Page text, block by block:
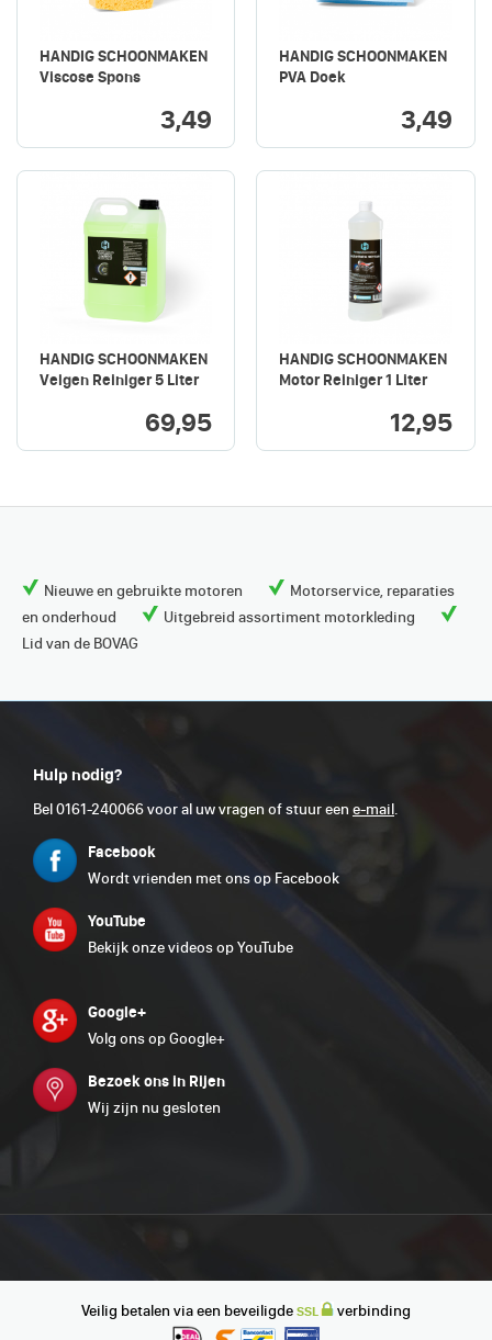
HANDIG SCHOONMAKEN
Viscose Spons
3,49
HANDIG SCHOONMAKEN
PVA Doek
3,49
HANDIG SCHOONMAKEN
Velgen Reiniger 5 Liter
69,95
HANDIG SCHOONMAKEN
Motor Reiniger 1 Liter
12,95
Nieuwe en gebruikte motoren
Motorservice, reparaties
en onderhoud
Uitgebreid assortiment motorkleding
Lid van de BOVAG
Hulp nodig?
Bel 0161-240066 voor al uw vragen of stuur een e-mail.
Facebook
Wordt vrienden met ons op Facebook
YouTube
Bekijk onze videos op YouTube
Google+
Volg ons op Google+
Bezoek ons in Rijen
Wij zijn nu gesloten
Veilig betalen via een beveiligde SSL verbinding